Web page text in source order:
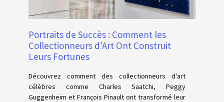
Portraits de Succès : Comment les
Collectionneurs d'Art Ont Construit
Leurs Fortunes
Découvrez comment des collectionneurs d'art
célèbres comme Charles Saatchi, Peggy
Guggenheim et François Pinault ont transformé leur